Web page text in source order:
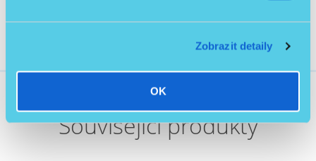
Zobrazit detaily
OK
Související produkty